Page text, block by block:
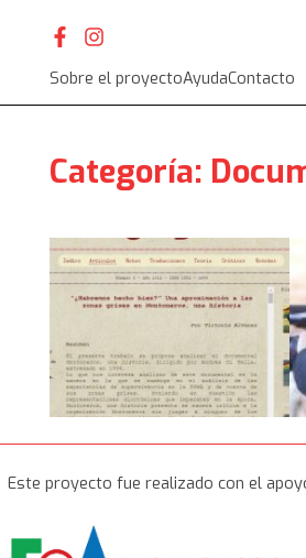
Sobre el proyectoAyudaContacto
Categoría:
Este proyecto fue realizado con el